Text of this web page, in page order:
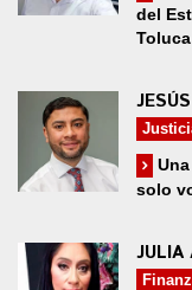
del
solo
JULIA